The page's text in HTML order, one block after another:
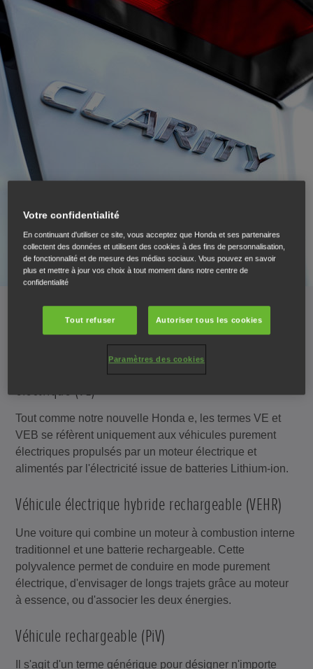
Types de véhicules
Véhicule électrique à batterie (VEB) et véhicule
électrique (VE)
Tout comme notre nouvelle Honda e, les termes VE et
VEB se réfèrent uniquement aux véhicules purement
électriques propulsés par un moteur électrique et
alimentés par l'électricité issue de batteries Lithium-ion.
Véhicule électrique hybride rechargeable (VEHR)
Une voiture qui combine un moteur à combustion interne
traditionnel et une batterie rechargeable. Cette
polyvalence permet de conduire en mode purement
électrique, d'envisager de longs trajets grâce au moteur
à essence, ou d'associer les deux énergies.
Véhicule rechargeable (PiV)
Il s'agit d'un terme générique pour désigner n'importe
Votre confidentialité
En continuant d'utiliser ce site, vous acceptez que Honda et ses partenaires
collectent des données et utilisent des cookies à des fins de personnalisation,
de fonctionnalité et de mesure des médias sociaux. Vous pouvez en savoir
plus et mettre à jour vos choix à tout moment dans notre centre de
confidentialité
Tout refuser Autoriser tous les cookies
Paramètres des cookies